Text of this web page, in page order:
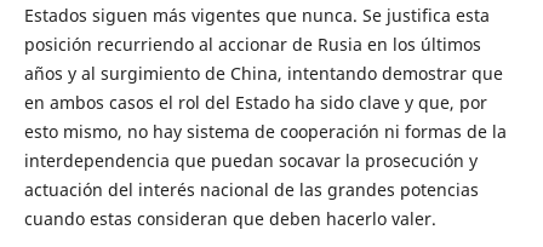
Estados siguen más vigentes que nunca. Se justifica esta
posición recurriendo al accionar de Rusia en los últimos
años y al surgimiento de China, intentando demostrar que
en ambos casos el rol del Estado ha sido clave y que, por
esto mismo, no hay sistema de cooperación ni formas de la
interdependencia que puedan socavar la prosecución y
actuación del interés nacional de las grandes potencias
cuando estas consideran que deben hacerlo valer.